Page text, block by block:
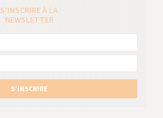
S’INSCRIRE À LA
NEWSLETTER
S’INSCRIRE